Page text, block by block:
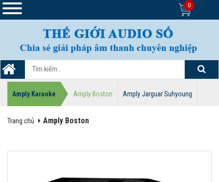
0
Amply Karaoke Amply Boston Amply Jarguar Suhyoung
Trang chủ Amply Boston